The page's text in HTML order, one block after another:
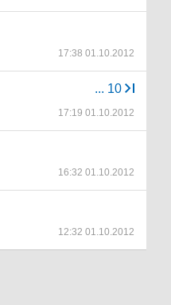
17:38 01.10.2012
... 10
17:19 01.10.2012
16:32 01.10.2012
12:32 01.10.2012